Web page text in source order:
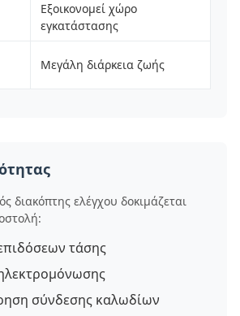
Εξοικονομεί χώρο
εγκατάστασης
Μεγάλη διάρκεια ζωής
διακόπτης ελέγχου δοκιμάζεται
τάσης
σύνδεσης καλωδίων